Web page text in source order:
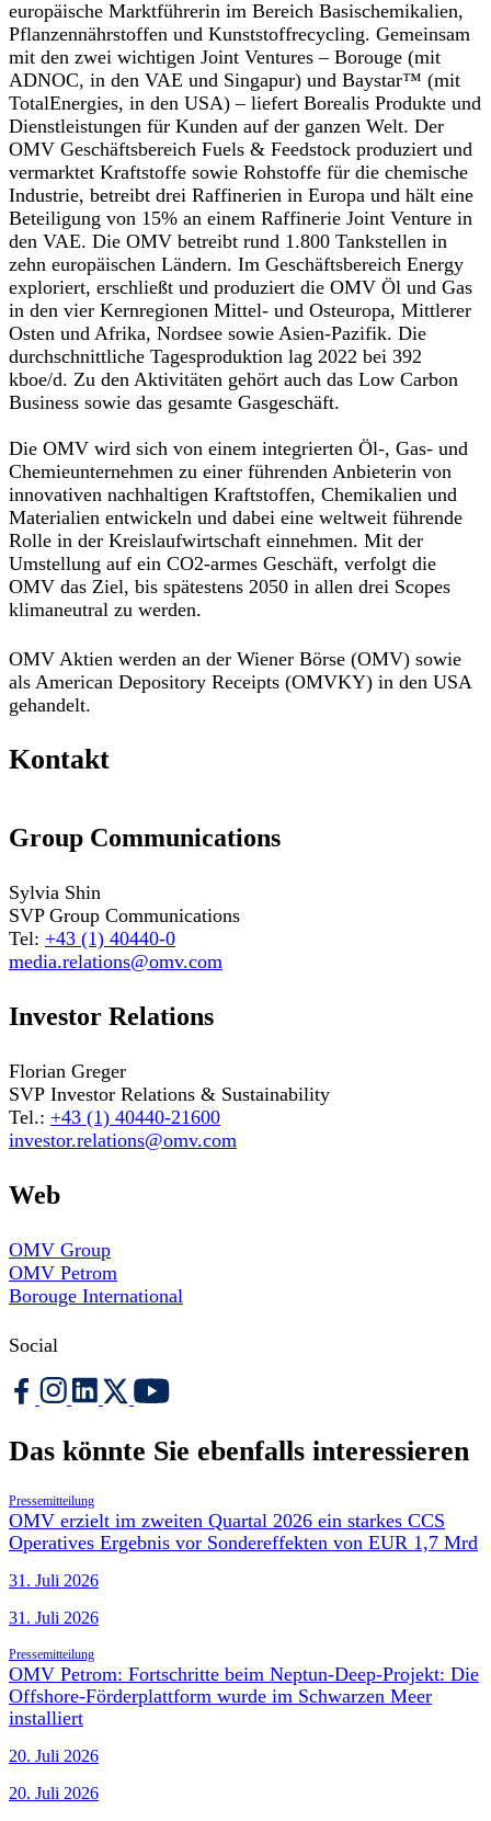
europäische Marktführerin im Bereich Basischemikalien,
Pflanzennährstoffen und Kunststoffrecycling. Gemeinsam
mit den zwei wichtigen Joint Ventures – Borouge (mit
ADNOC, in den VAE und Singapur) und Baystar™ (mit
TotalEnergies, in den USA) – liefert Borealis Produkte und
Dienstleistungen für Kunden auf der ganzen Welt. Der
OMV Geschäftsbereich Fuels & Feedstock produziert und
vermarktet Kraftstoffe sowie Rohstoffe für die chemische
Industrie, betreibt drei Raffinerien in Europa und hält eine
Beteiligung von 15% an einem Raffinerie Joint Venture in
den VAE. Die OMV betreibt rund 1.800 Tankstellen in
zehn europäischen Ländern. Im Geschäftsbereich Energy
exploriert, erschließt und produziert die OMV Öl und Gas
in den vier Kernregionen Mittel- und Osteuropa, Mittlerer
Osten und Afrika, Nordsee sowie Asien-Pazifik. Die
durchschnittliche Tagesproduktion lag 2022 bei 392
kboe/d. Zu den Aktivitäten gehört auch das Low Carbon
Business sowie das gesamte Gasgeschäft.
Die OMV wird sich von einem integrierten Öl-, Gas- und
Chemieunternehmen zu einer führenden Anbieterin von
innovativen nachhaltigen Kraftstoffen, Chemikalien und
Materialien entwickeln und dabei eine weltweit führende
Rolle in der Kreislaufwirtschaft einnehmen. Mit der
Umstellung auf ein CO2-armes Geschäft, verfolgt die
OMV das Ziel, bis spätestens 2050 in allen drei Scopes
klimaneutral zu werden.
OMV Aktien werden an der Wiener Börse (OMV) sowie
als American Depository Receipts (OMVKY) in den USA
gehandelt.
Kontakt
Group Communications
Sylvia Shin
SVP Group Communications
Tel: +43 (1) 40440-0
media.relations@omv.com
Investor Relations
Florian Greger
SVP Investor Relations & Sustainability
Tel.: +43 (1) 40440-21600
investor.relations@omv.com
Web
OMV Group
OMV Petrom
Borouge International
Social
Das könnte Sie ebenfalls interessieren
Pressemitteilung
OMV erzielt im zweiten Quartal 2026 ein starkes CCS
Operatives Ergebnis vor Sondereffekten von EUR 1,7 Mrd
31. Juli 2026
31. Juli 2026
Pressemitteilung
OMV Petrom: Fortschritte beim Neptun-Deep-Projekt: Die
Offshore-Förderplattform wurde im Schwarzen Meer
installiert
20. Juli 2026
20. Juli 2026